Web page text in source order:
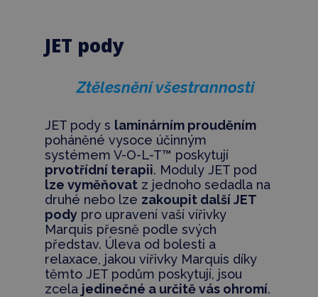
JET pody
Ztělesnění všestrannosti
JET pody s laminárním prouděním
poháněné vysoce účinným
systémem V-O-L-T™ poskytují
prvotřídní terapii. Moduly JET pod
lze vyměňovatz jednoho sedadla na
druhé nebo lze zakoupit další JET
podypro upravení vaší vířivky
Marquis přesně podle svých
představ. Úleva od bolesti a
relaxace, jakou vířivky Marquis díky
těmto JET podům poskytují, jsou
zcela jedinečné a určitě vás ohromí.